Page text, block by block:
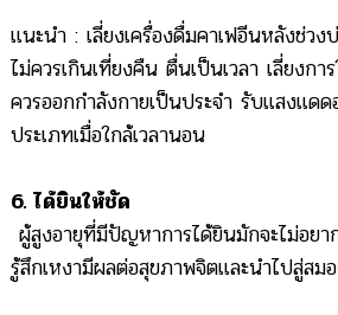
แนะนำ : เลี่ยงเครื่องดื่มคาเฟอีนหลังช่ว
ไม่ควรเกินเที่ยงคืน ตื่นเป็นเวลา เลี่ยงก
ควรออกกำลังกายเป็นประจำ รับแสงแ
ประเภทเมื่อใกล้เวลานอน
6. ได้ยินให้ชัด
ผู้สูงอายุที่มีปัญหาการได้ยินมักจะไม่อยา
รู้สึกเหงามีผลต่อสุขภาพจิตและนำไปสู่สม